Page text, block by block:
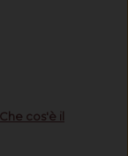
Che cos'è il